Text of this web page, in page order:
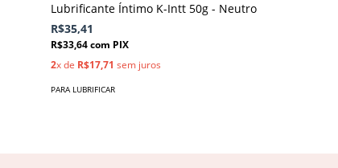
Lubrificante Íntimo K-Intt 50g - Neutro
R$35,41
R$33,64com PIX
2x de R$17,71 sem juros
PARA LUBRIFICAR